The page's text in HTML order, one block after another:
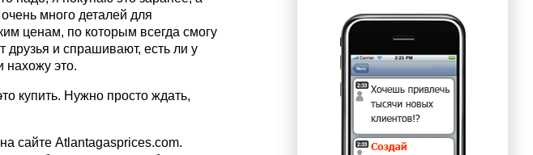
много деталей для
ценам, по которым всегда смогу
друзья и спрашивают, есть ли у
нахожу это.
купить. Нужно просто ждать,
сайте Atlantagasprices.com.